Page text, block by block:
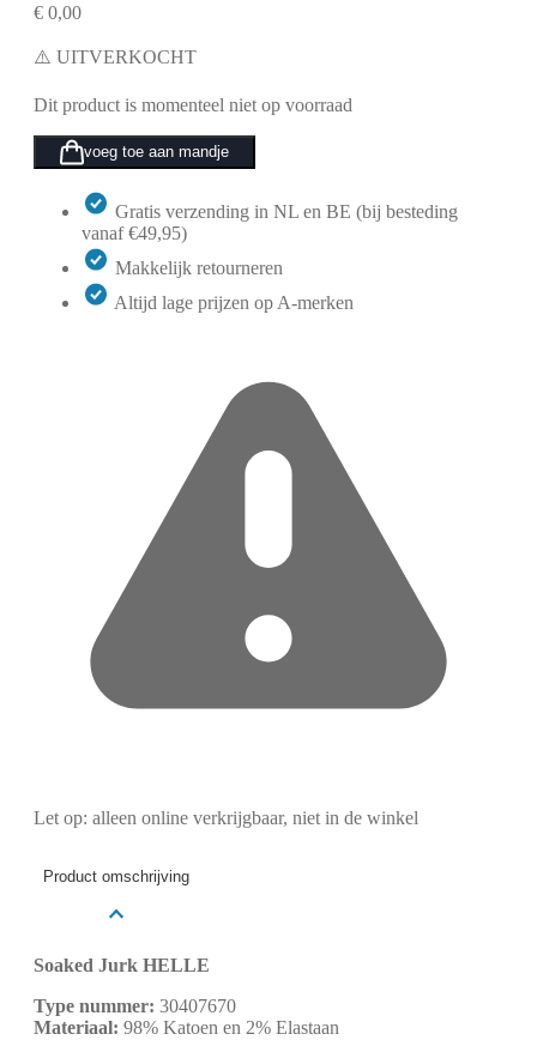
€ 0,00
⚠️ UITVERKOCHT
Dit product is momenteel niet op voorraad
voeg toe aan mandje
Gratis verzending in NL en BE (bij besteding
vanaf €49,95)
Makkelijk retourneren
Altijd lage prijzen op A-merken
Let op: alleen online verkrijgbaar, niet in de winkel
Product omschrijving
Soaked Jurk HELLE
Type nummer: 30407670
Materiaal: 98% Katoen en 2% Elastaan